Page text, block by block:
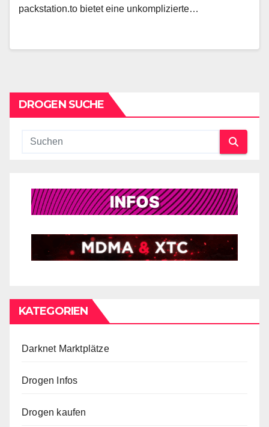
packstation.to bietet eine unkomplizierte…
DROGEN SUCHE
KATEGORIEN
Darknet Marktplätze
Drogen Infos
Drogen kaufen